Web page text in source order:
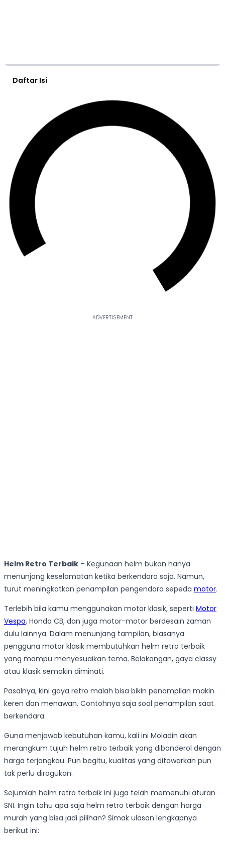
Daftar Isi
Helm Retro Terbaik – Kegunaan helm bukan hanya
menunjang keselamatan ketika berkendara saja. Namun,
turut meningkatkan penampilan pengendara sepeda motor.
Terlebih bila kamu menggunakan motor klasik, seperti Motor
Vespa, Honda CB, dan juga motor-motor berdesain zaman
dulu lainnya. Dalam menunjang tampilan, biasanya
pengguna motor klasik membutuhkan helm retro terbaik
yang mampu menyesuaikan tema. Belakangan, gaya classy
atau klasik semakin diminati.
Pasalnya, kini gaya retro malah bisa bikin penampilan makin
keren dan menawan. Contohnya saja soal penampilan saat
berkendara.
Guna menjawab kebutuhan kamu, kali ini Moladin akan
merangkum tujuh helm retro terbaik yang dibanderol dengan
harga terjangkau. Pun begitu, kualitas yang ditawarkan pun
tak perlu diragukan.
Sejumlah helm retro terbaik ini juga telah memenuhi aturan
SNI. Ingin tahu apa saja helm retro terbaik dengan harga
murah yang bisa jadi pilihan? Simak ulasan lengkapnya
berikut ini: